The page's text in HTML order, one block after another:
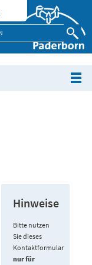
Hinweise
Bitte nutzen
Sie dieses
Kontaktformular
nur für